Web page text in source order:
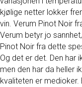
kjølige netter lokker
vin. Verum Pinot Noir
Verum betyr jo
Pinot Noir fra dette
Og det er det. Den har
men den har da heller
kvaliteten er